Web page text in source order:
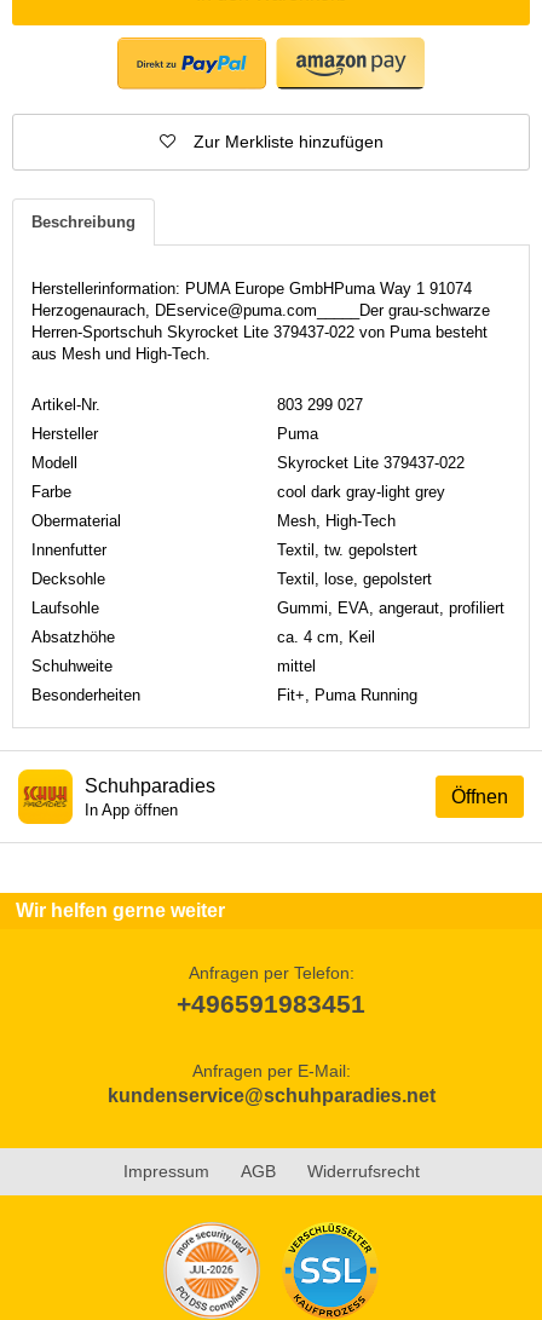
Zur Merkliste hinzufügen
Beschreibung
Herstellerinformation: PUMA Europe GmbHPuma Way 1 91074
Herzogenaurach, DEservice@puma.com_____Der grau-schwarze
Herren-Sportschuh Skyrocket Lite 379437-022 von Puma besteht
aus Mesh und High-Tech.
Artikel-Nr.
803 299 027
Hersteller
Puma
Modell
Skyrocket Lite 379437-022
Farbe
cool dark gray-light grey
Obermaterial
Mesh, High-Tech
Innenfutter
Textil, tw. gepolstert
Decksohle
Textil, lose, gepolstert
Laufsohle
Gummi, EVA, angeraut, profiliert
Absatzhöhe
ca. 4 cm, Keil
Schuhweite
mittel
Besonderheiten
Fit+, Puma Running
Öffnen
Schuhparadies
In App öffnen
Wir helfen gerne weiter
Anfragen per Telefon:
+496591983451
Anfragen per E-Mail:
kundenservice@schuhparadies.net
Impressum AGB Widerrufsrecht